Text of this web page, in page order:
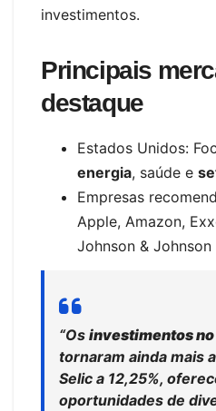
investimentos.
Principais
destaque
Estados Unidos:
energia, saúde e
Empresas
Apple, Amazon,
Johnson & Johnson
“Os investimentos
tornaram ainda mais
Selic a 12,25%,
oportunidades de